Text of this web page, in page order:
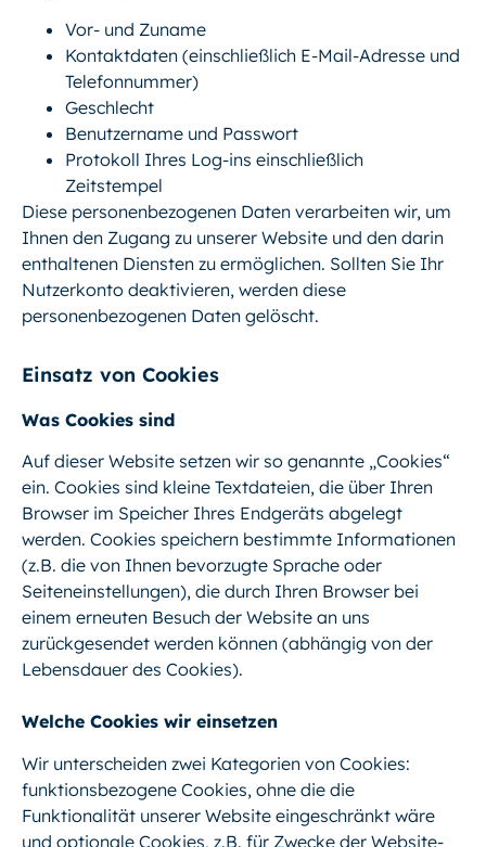
Vor- und Zuname
Kontaktdaten (einschließlich E-Mail-Adresse und
Telefonnummer)
Geschlecht
Benutzername und Passwort
Protokoll Ihres Log-ins einschließlich
Zeitstempel
Diese personenbezogenen Daten verarbeiten wir, um
Ihnen den Zugang zu unserer Website und den darin
enthaltenen Diensten zu ermöglichen. Sollten Sie Ihr
Nutzerkonto deaktivieren, werden diese
personenbezogenen Daten gelöscht.
Einsatz von Cookies
Was Cookies sind
Auf dieser Website setzen wir so genannte „Cookies“
ein. Cookies sind kleine Textdateien, die über Ihren
Browser im Speicher Ihres Endgeräts abgelegt
werden. Cookies speichern bestimmte Informationen
(z.B. die von Ihnen bevorzugte Sprache oder
Seiteneinstellungen), die durch Ihren Browser bei
einem erneuten Besuch der Website an uns
zurückgesendet werden können (abhängig von der
Lebensdauer des Cookies).
Welche Cookies wir einsetzen
Wir unterscheiden zwei Kategorien von Cookies:
funktionsbezogene Cookies, ohne die die
Funktionalität unserer Website eingeschränkt wäre
und optionale Cookies, z.B. für Zwecke der Website-